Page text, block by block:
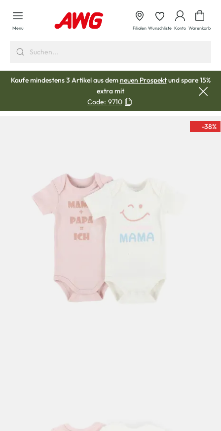
springen
Menü Filialen Wunschliste Konto Warenkorb
Kaufe mindestens 3 Artikel aus demneuen Prospektund spare 15%
extra mit
Code: 9710
-38%